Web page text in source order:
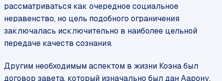
рассматриваться как очередное социальное
неравенство, но цель подобного ограничения
заключалась исключительно в наиболее цельной
передаче качеств сознания.
Другим необходимым аспектом в жизни Коэна был
договор завета, который изначально был дан Аарону,